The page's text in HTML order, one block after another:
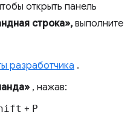
открыть панель
строка», выполните
разработчика .
, нажав:
+ P